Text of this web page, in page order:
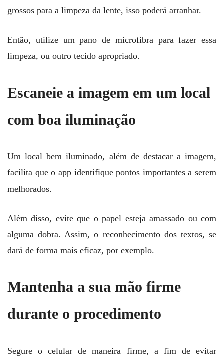
grossos para a limpeza da lente, isso poderá arranhar.
Então, utilize um pano de microfibra para fazer essa
limpeza, ou outro tecido apropriado.
Escaneie a imagem em um local
com boa iluminação
Um local bem iluminado, além de destacar a imagem,
facilita que o app identifique pontos importantes a serem
melhorados.
Além disso, evite que o papel esteja amassado ou com
alguma dobra. Assim, o reconhecimento dos textos, se
dará de forma mais eficaz, por exemplo.
Mantenha a sua mão firme
durante o procedimento
Segure o celular de maneira firme, a fim de evitar